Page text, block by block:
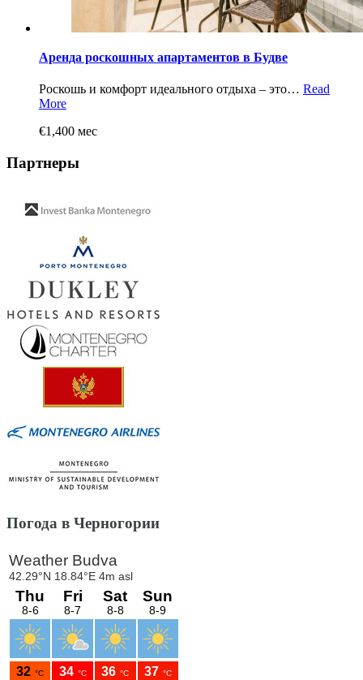
Аренда роскошных апартаментов в Будве
Роскошь и комфорт идеального отдыха – это… Read
More
€1,400 мес
Партнеры
Погода в Черногории